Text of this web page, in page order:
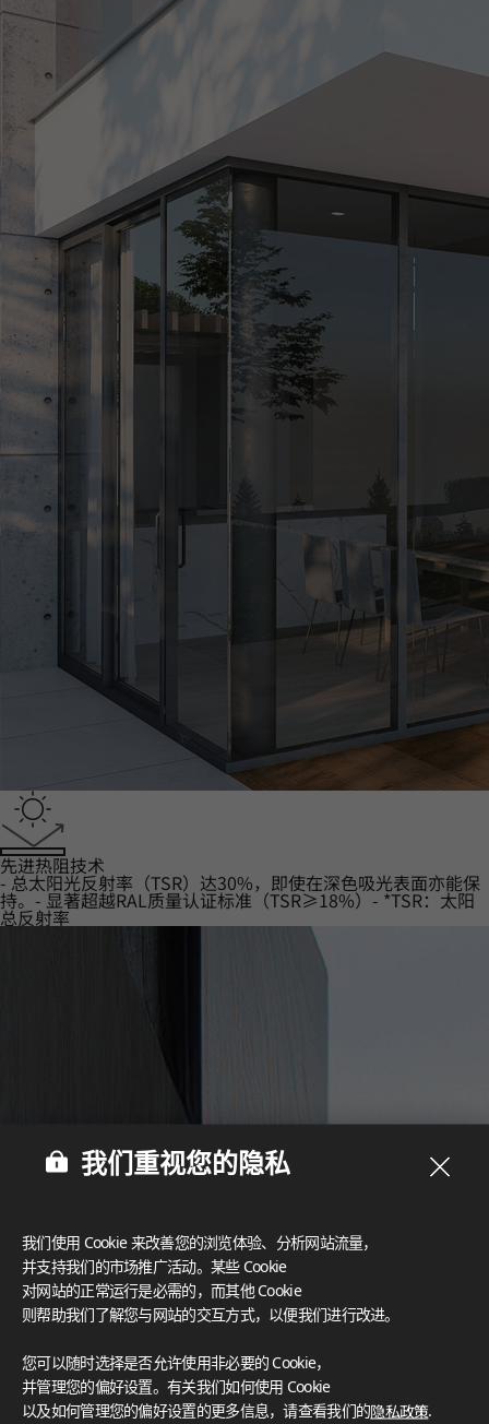
‌先进热阻技术
- 总太阳光反射率（TSR）达30%，即使在深色吸光表面亦能保
持。- 显著超越RAL质量认证标准（TSR≥18%）- *TSR：太阳
总反射率
我们重视您的隐私
我们使用 Cookie 来改善您的浏览体验、分析网站流量，
并支持我们的市场推广活动。某些 Cookie
对网站的正常运行是必需的，而其他 Cookie
则帮助我们了解您与网站的交互方式，以便我们进行改进。
您可以随时选择是否允许使用非必要的 Cookie，
并管理您的偏好设置。有关我们如何使用 Cookie
以及如何管理您的偏好设置的更多信息，请查看我们的隐私政策.